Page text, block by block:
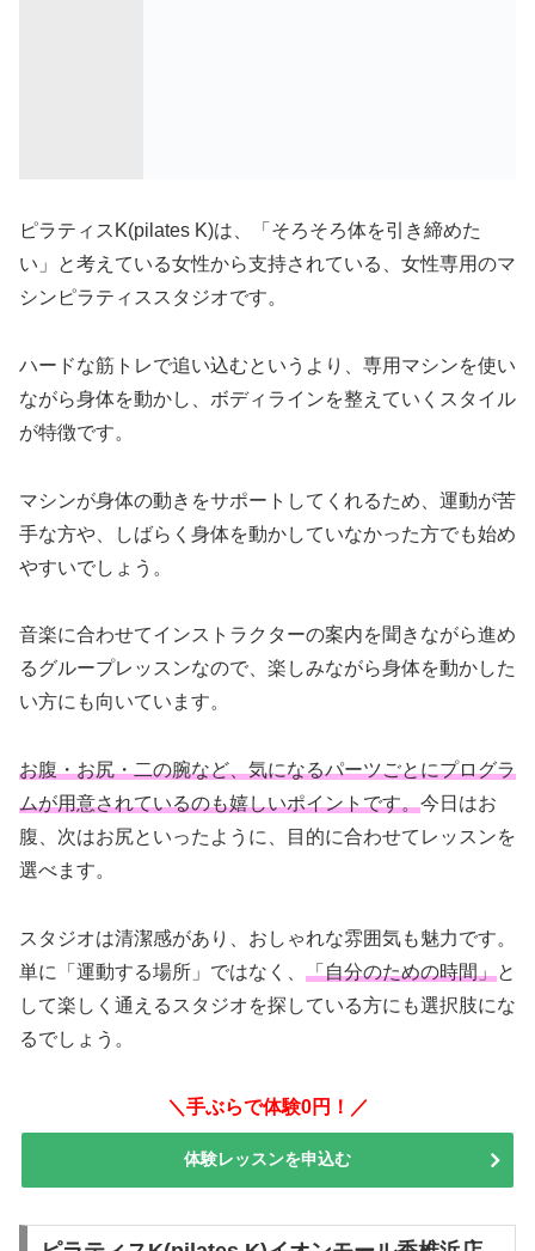
ピラティスK(pilates K)は、「そろそろ体を引き締めた
い」と考えている女性から支持されている、女性専用のマ
シンピラティススタジオです。
ハードな筋トレで追い込むというより、専用マシンを使い
ながら身体を動かし、ボディラインを整えていくスタイル
が特徴です。
マシンが身体の動きをサポートしてくれるため、運動が苦
手な方や、しばらく身体を動かしていなかった方でも始め
やすいでしょう。
音楽に合わせてインストラクターの案内を聞きながら進め
るグループレッスンなので、楽しみながら身体を動かした
い方にも向いています。
お腹・お尻・二の腕など、気になるパーツごとにプログラ
ムが用意されているのも嬉しいポイントです。今日はお
腹、次はお尻といったように、目的に合わせてレッスンを
選べます。
スタジオは清潔感があり、おしゃれな雰囲気も魅力です。
単に「運動する場所」ではなく、 「自分のための時間」と
して楽しく通えるスタジオを探している方にも選択肢にな
るでしょう。
＼手ぶらで体験0円！／
体験レッスンを申込む